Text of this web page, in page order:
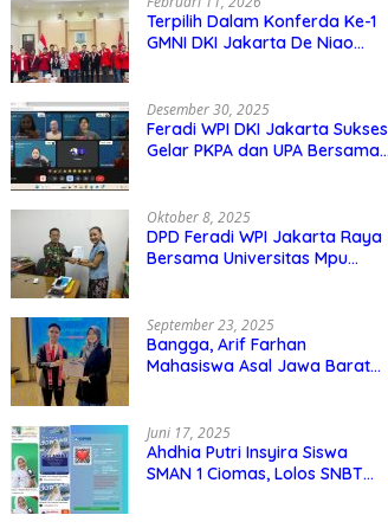
Terpilih Dalam Konferda Ke-1
GMNI DKI Jakarta De Niao
Desember 30, 2025
Feradi WPI DKI Jakarta Sukses
Gelar PKPA dan UPA Bersama
Oktober 8, 2025
DPD Feradi WPI Jakarta Raya
Bersama Universitas Mpu
September 23, 2025
Bangga, Arif Farhan
Mahasiswa Asal Jawa Barat
Malaysia, dan Thailand
Juni 17, 2025
Ahdhia Putri Insyira Siswa
SMAN 1 Ciomas, Lolos SNBT